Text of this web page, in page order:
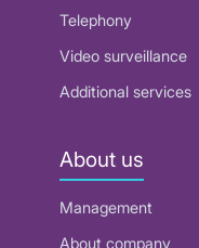
Telephony
Video surveillance
Additional services
About us
Management
About company